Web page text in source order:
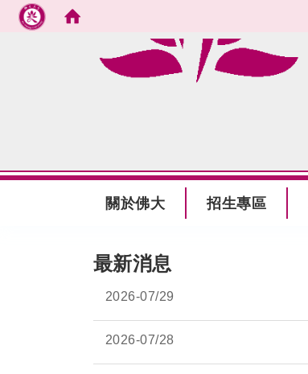
跳到主要內容
關於佛大 招生專區
最新消息
2026-07/29
2026-07/28